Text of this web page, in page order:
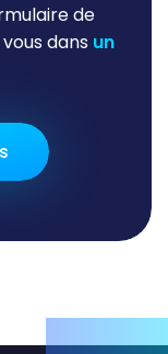
de
dans un